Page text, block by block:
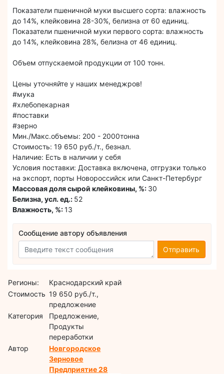
Показатели пшеничной муки высшего сорта: влажность
до 14%, клейковина 28-30%, белизна от 60 единиц.
Показатели пшеничной муки первого сорта: влажность
до 14%, клейковина 28%, белизна от 46 единиц.
Объем отпускаемой продукции от 100 тонн.
Цены уточняйте у наших менеджров!
#мука
#хлебопекарная
#поставки
#зерно
Мин./Макс.объемы: 200 - 2000тонна
Стоимость: 19 650 руб./т., безнал.
Наличие: Есть в наличии у себя
Условия поставки: Доставка включена, отгрузки только
на экспорт, порты Новороссийск или Санкт-Петербург
Массовая доля сырой клейковины, %: 30
Белизна, усл. ед.: 52
Влажность, %:13
Сообщение автору объявления
Отправить
Регионы:
Краснодарский край
Стоимость 19 650 руб./т.,
предложение
Категория
Предложение,
Продукты
переработки
Автор
Новгородское
Зерновое
Предприятие 28